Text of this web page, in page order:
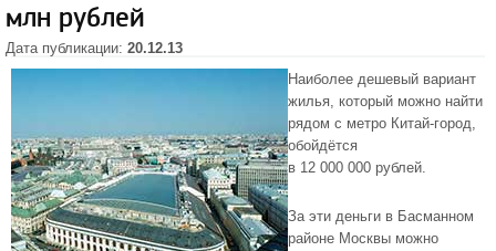
млн рублей
Дата публикации: 20.12.13
Наиболее дешевый вариант
жилья, который можно найти
рядом с метро Китай-город,
обойдётся
в 12 000 000 рублей.
За эти деньги в Басманном
районе Москвы можно